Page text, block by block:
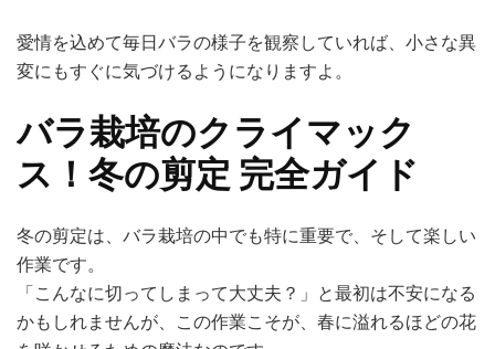
愛情を込めて毎日バラの様子を観察していれば、小さな異
変にもすぐに気づけるようになりますよ。
バラ栽培のクライマック
ス！冬の剪定 完全ガイド
冬の剪定は、バラ栽培の中でも特に重要で、そして楽しい
作業です。
「こんなに切ってしまって大丈夫？」と最初は不安になる
かもしれませんが、この作業こそが、春に溢れるほどの花